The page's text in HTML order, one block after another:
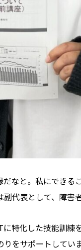
なと。私にでき
代表として、障害
特化した技能訓
をサポートしていま